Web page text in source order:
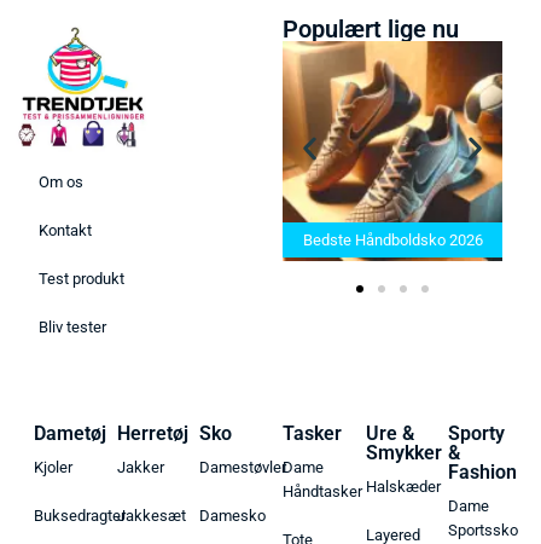
Om os
Kontakt
Test produkt
Bliv tester
Populært lige nu
Bedste Saunatæppe 2025 –
Find de bedste produkter her!
Bedste Håndboldsko 2026
Dametøj
Kjoler
Buksedragter
Herretøj
Jakker
Jakkesæt
Sko
Damestøvler
Damesko
Tasker
Dame
Håndtasker
Tote
Ure &
Smykker
Halskæder
Layered
Sporty
&
Fashion
Dame
Sportssko